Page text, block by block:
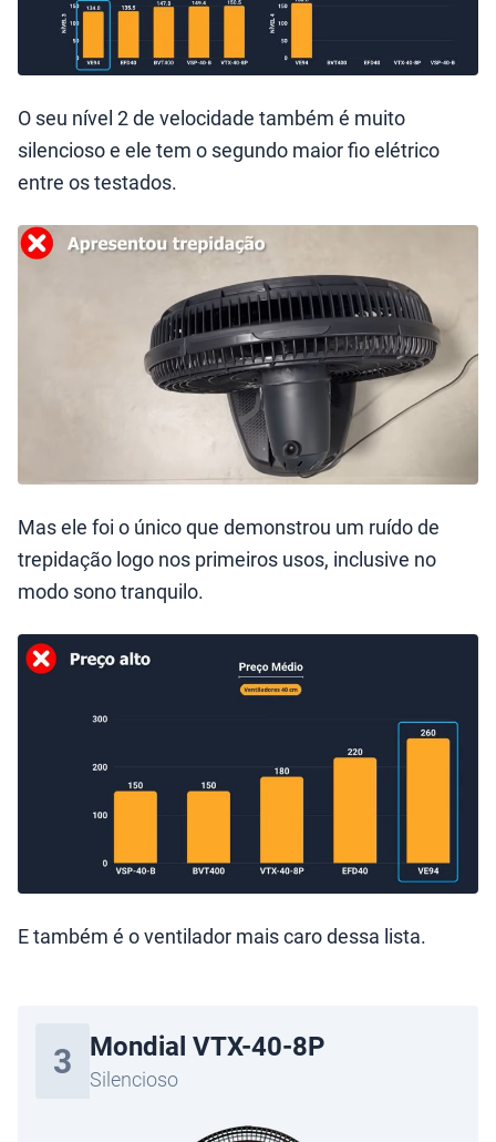
O seu nível 2 de velocidade também é muito
silencioso e ele tem o segundo maior fio elétrico
entre os testados.
Mas ele foi o único que demonstrou um ruído de
trepidação logo nos primeiros usos, inclusive no
modo sono tranquilo.
E também é o ventilador mais caro dessa lista.
3 Mondial VTX-40-8P
Silencioso